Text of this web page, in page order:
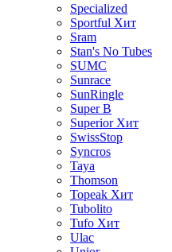
Specialized
Sportful Хит
Sram
Stan's No Tubes
SUMC
Sunrace
SunRingle
Super B
Superior Хит
SwissStop
Syncros
Taya
Thomson
Topeak Хит
Tubolito
Tufo Хит
Ulac